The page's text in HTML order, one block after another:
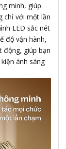
minh, giúp
chỉ với một lần
LED sắc nét
độ vận hành,
động, giúp bạn
ánh sáng